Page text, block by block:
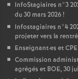
InfoStagiaires n°3
du 30 mars 2026!
Infostagiaires n°4
projeter vers la
Enseignant·es etCPE
Commission
agrégés et BOE, 30